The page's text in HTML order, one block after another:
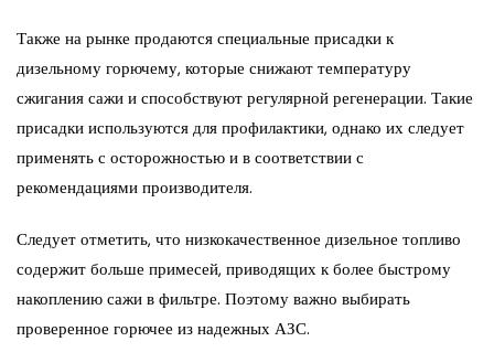
Также на рынке продаются специальные присадки к
дизельному горючему, которые снижают температуру
сжигания сажи и способствуют регулярной регенерации. Такие
присадки используются для профилактики, однако их следует
применять с осторожностью и в соответствии с
рекомендациями производителя.
Следует отметить, что низкокачественное дизельное топливо
содержит больше примесей, приводящих к более быстрому
накоплению сажи в фильтре. Поэтому важно выбирать
проверенное горючее из надежных АЗС.